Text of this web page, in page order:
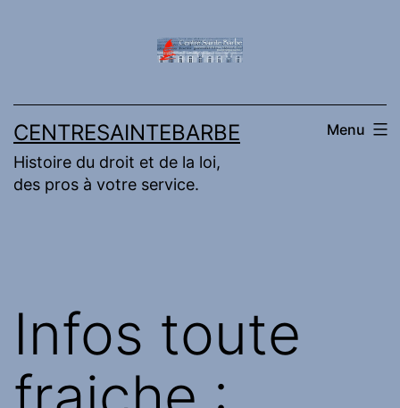
CENTRESAINTEBARBE
Histoire du droit et de la loi,
des pros à votre service.
Menu
Infos toute